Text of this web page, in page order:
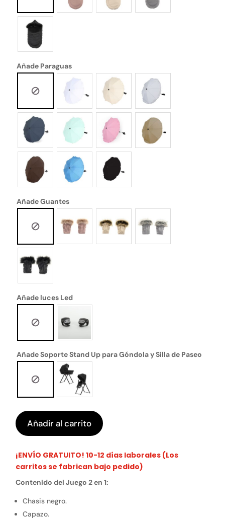
Añade Paraguas
Añade Guantes
Añade luces Led
Añade Soporte Stand Up para Góndola y Silla de Paseo
Añadir al carrito
¡ENVÍO GRATUITO! 10-12 días laborales (Los
carritos se fabrican bajo pedido)
Contenido del Juego 2 en 1:
Chasis negro.
Capazo.